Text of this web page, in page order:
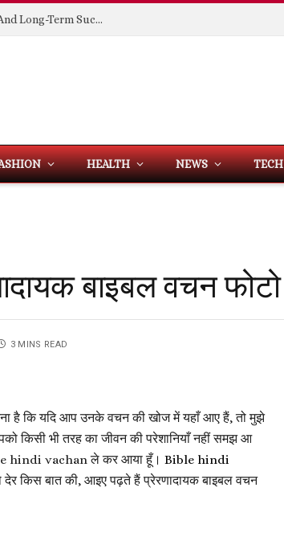
Building Spaces That Support Business Growth And Long-Term Success
HEALTH NEWS TECH
बाइबल वचन फोटो
3 MINS READ
है कि यदि आप उनके वचन की खोज में यहाँ आए हैं, तो मुझे
किसी भी तरह का जीवन की परेशानियाँ नहीं समझ आ
hindi vachan ले कर आया हूँ।Bible hindi
किस बात की, आइए पढ़ते हैं प्रेरणादायक बाइबल वचन